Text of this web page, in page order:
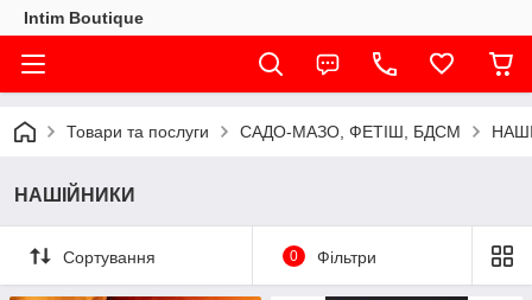
Intim Boutique
Товари та послуги САДО-МАЗО, ФЕТІШ, БДСМ
НАШІЙНИКИ
Сортування 0 Фільтри